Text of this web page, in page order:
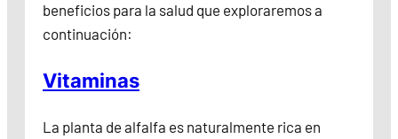
beneficios para la salud que exploraremos a
continuación:
Vitaminas
La planta de alfalfa es naturalmente rica en